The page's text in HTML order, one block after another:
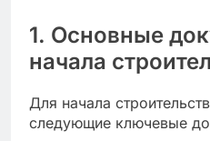
1. Основные
начала
Для начала
следующие ключевые